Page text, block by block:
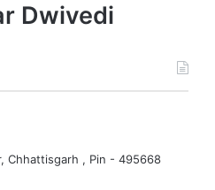
Dwivedi
Chhattisgarh , Pin - 495668